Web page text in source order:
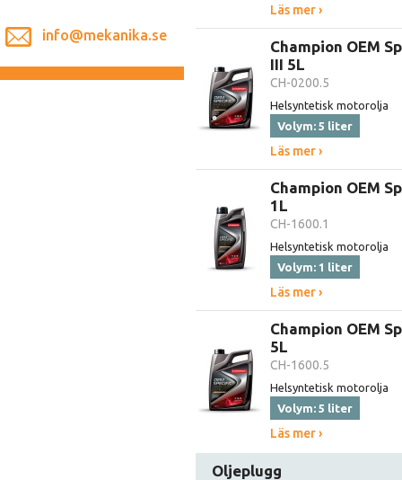
info@mekanika.se
Läs mer ›
Champion OEM
III 5L
CH-0200.5
Helsyntetisk motorolja
Volym: 5 liter
Läs mer ›
Champion OEM
1L
CH-1600.1
Helsyntetisk motorolja
Volym: 1 liter
Läs mer ›
Champion OEM
5L
CH-1600.5
Helsyntetisk motorolja
Volym: 5 liter
Läs mer ›
Oljeplugg